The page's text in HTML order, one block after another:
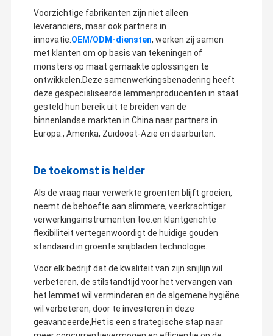
Voorzichtige fabrikanten zijn niet alleen
leveranciers, maar ook partners in
innovatie. OEM/ODM-diensten, werken zij samen
met klanten om op basis van tekeningen of
monsters op maat gemaakte oplossingen te
ontwikkelen.Deze samenwerkingsbenadering heeft
deze gespecialiseerde lemmenproducenten in staat
gesteld hun bereik uit te breiden van de
binnenlandse markten in China naar partners in
Europa., Amerika, Zuidoost-Azië en daarbuiten.
De toekomst is helder
Als de vraag naar verwerkte groenten blijft groeien,
neemt de behoefte aan slimmere, veerkrachtiger
verwerkingsinstrumenten toe.en klantgerichte
flexibiliteit vertegenwoordigt de huidige gouden
standaard in groente snijbladen technologie.
Voor elk bedrijf dat de kwaliteit van zijn snijlijn wil
verbeteren, de stilstandtijd voor het vervangen van
het lemmet wil verminderen en de algemene hygiëne
wil verbeteren, door te investeren in deze
geavanceerde,Het is een strategische stap naar